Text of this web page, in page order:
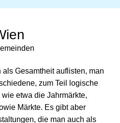
als Gesamtheit auflisten, man
zum Teil logische
etwa die Jahrmärkte,
Märkte. Es gibt aber
die man auch als